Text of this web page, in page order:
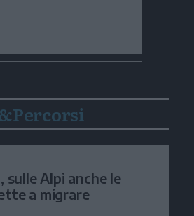
sulle Alpi anche le
a migrare